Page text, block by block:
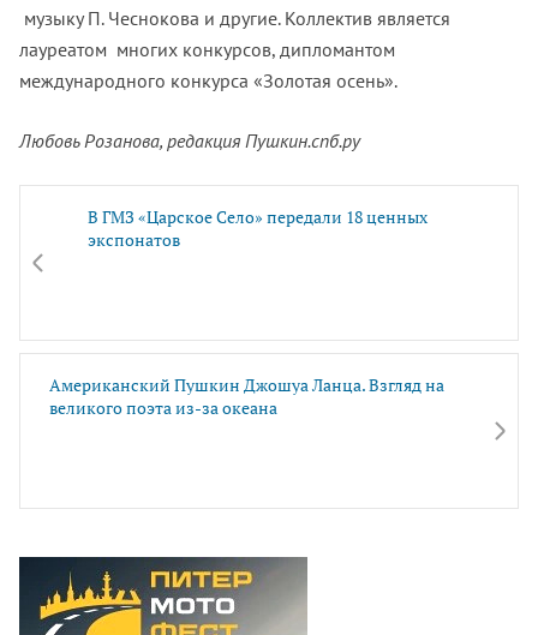
музыку П. Чеснокова и другие. Коллектив является
лауреатом многих конкурсов, дипломантом
международного конкурса «Золотая осень».
Любовь Розанова, редакция Пушкин.спб.ру
В ГМЗ «Царское Село» передали 18 ценных
экспонатов
Американский Пушкин Джошуа Ланца. Взгляд на
великого поэта из-за океана